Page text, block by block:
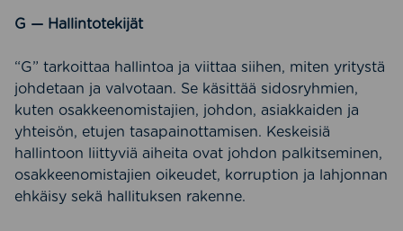
G — Hallintotekijät
“G” tarkoittaa hallintoa ja viittaa siihen, miten yritystä
johdetaan ja valvotaan. Se käsittää sidosryhmien,
kuten osakkeenomistajien, johdon, asiakkaiden ja
yhteisön, etujen tasapainottamisen. Keskeisiä
hallintoon liittyviä aiheita ovat johdon palkitseminen,
osakkeenomistajien oikeudet, korruption ja lahjonnan
ehkäisy sekä hallituksen rakenne.